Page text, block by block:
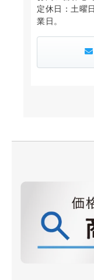
定休日：土曜
業日。